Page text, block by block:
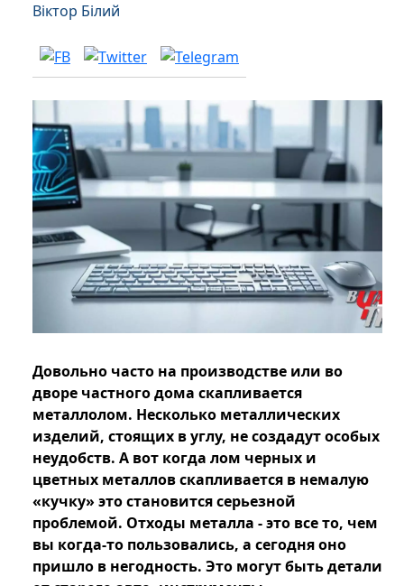
Віктор Білий
Довольно часто на производстве или во
дворе частного дома скапливается
металлолом. Несколько металлических
изделий, стоящих в углу, не создадут особых
неудобств. А вот когда лом черных и
цветных металлов скапливается в немалую
«кучку» это становится серьезной
проблемой. Отходы металла - это все то, чем
вы когда-то пользовались, а сегодня оно
пришло в негодность. Это могут быть детали